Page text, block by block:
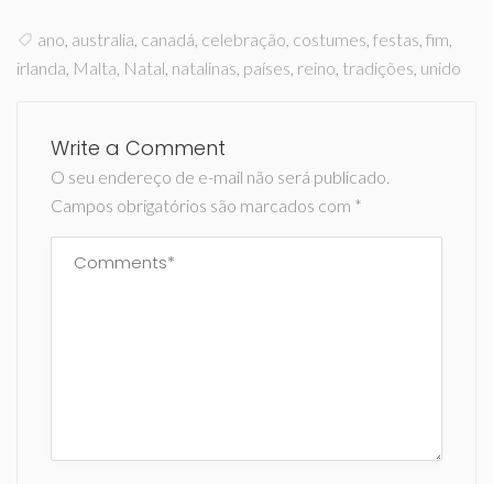
ano australia canadá celebração costumes festas fim
irlanda Malta Natal natalinas países reino tradições unido
Write a Comment
O seu endereço de e-mail não será publicado.
Campos obrigatórios são marcados com *